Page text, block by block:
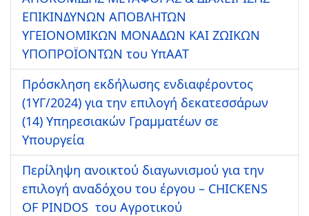
ΕΠΙΚΙΝΔΥΝΩΝ ΑΠΟΒΛΗΤΩΝ
ΥΓΕΙΟΝΟΜΙΚΩΝ ΜΟΝΑΔΩΝ ΚΑΙ ΖΩΙΚΩΝ
ΥΠΟΠΡΟΪΟΝΤΩΝ του ΥπΑΑΤ
Πρόσκληση εκδήλωσης ενδιαφέροντος
(1ΥΓ/2024) για την επιλογή δεκατεσσάρων
(14) Υπηρεσιακών Γραμματέων σε
Υπουργεία
Περίληψη ανοικτού διαγωνισμού για την
επιλογή αναδόχου του έργου – CHICKENS
OF PINDOS του Αγροτικού